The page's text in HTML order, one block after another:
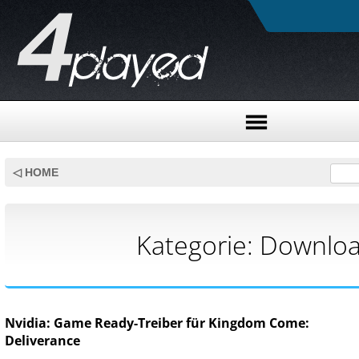
◁ HOME
Kategorie:
Nvidia: Game Ready-Treiber für Kingdom Come:
Deliverance